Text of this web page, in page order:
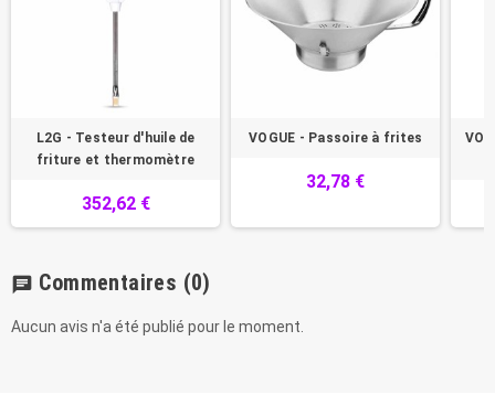
L2G - Testeur d'huile de
friture et thermomètre
352,62 €
VOGUE - Passoire à frites
32,78 €
chat Commentaires (0)
Aucun avis n'a été publié pour le moment.